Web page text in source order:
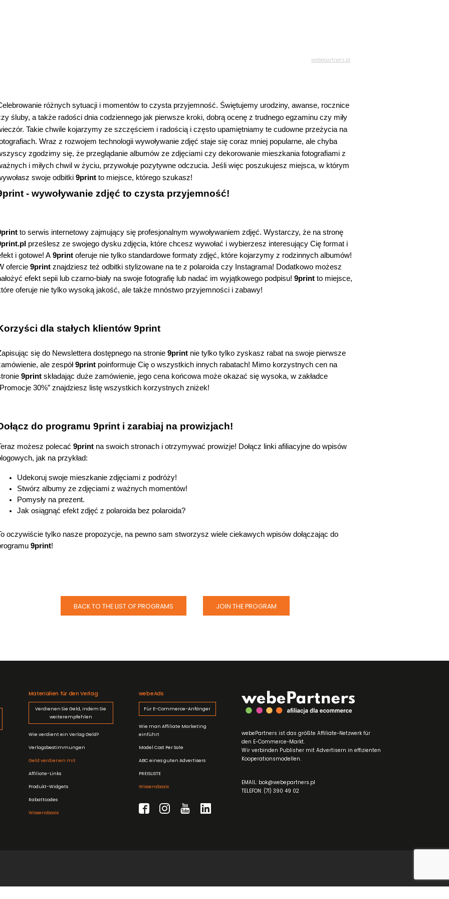
różnych sytuacji i momentów to czysta przyjemność. Świętujemy urodziny, awanse, rocznice
śluby, a także radości dnia codziennego jak pierwsze kroki, dobrą ocenę z trudnego egzaminu czy miły
Takie chwile kojarzymy ze szczęściem i radością i często upamiętniamy te cudowne przeżycia na
Wraz z rozwojem technologii wywoływanie zdjęć staje się coraz mniej popularne, ale chyba
zgodzimy się, że przeglądanie albumów ze zdjęciami czy dekorowanie mieszkania fotografiami z
i miłych chwil w życiu, przywołuje pozytywne odczucia. Jeśli więc poszukujesz miejsca, w którym
swoje odbitki 9print to miejsce, którego szukasz!
- wywoływanie zdjęć to czysta przyjemność!
prześlesz ze swojego dysku zdjęcia, które chcesz wywołać i wybierzesz interesujący Cię format i
i gotowe! A 9print oferuje nie tylko standardowe formaty zdjęć, które kojarzymy z rodzinnych albumów!
ofercie 9print znajdziesz też odbitki stylizowane na te z polaroida czy Instagrama! Dodatkowo możesz
efekt sepii lub czarno-biały na swoje fotografię lub nadać im wyjątkowego podpisu! 9print to miejsce,
oferuje nie tylko wysoką jakość, ale także mnóstwo przyjemności i zabawy!
dla stałych klientów 9print
się do Newslettera dostępnego na stronie 9print nie tylko tylko zyskasz rabat na swoje pierwsze
ale zespół 9print poinformuje Cię o wszystkich innych rabatach! Mimo korzystnych cen na
9print składając duże zamówienie, jego cena końcowa może okazać się wysoka, w zakładce
30%” znajdziesz listę wszystkich korzystnych zniżek!
do programu 9print i zarabiaj na prowizjach!
możesz polecać 9print na swoich stronach i otrzymywać prowizje! Dołącz linki afiliacyjne do wpisów
jak na przykład:
Udekoruj swoje mieszkanie zdjęciami z podróży!
Stwórz albumy ze zdjęciami z ważnych momentów!
Pomysły na prezent.
Jak osiągnąć efekt zdjęć z polaroida bez polaroida?
oczywiście tylko nasze propozycje, na pewno sam stworzysz wiele ciekawych wpisów dołączając do
9print!
BACK TO THE LIST OF PROGRAMS JOIN THE PROGRAM
Materialien für den Verlag
Verdienen Sie Geld, indem Sie
weiterempfehlen
Wie verdient ein Verlag Geld?
Verlagsbestimmungen
Geld verdienen mit
Affiliate-Links
Produkt-Widgets
Rabattcodes
Wissensbasis
webeAds
Für E-Commerce-Anfänger
Wie man Affiliate Marketing
einführt
Model Cost Per Sale
ABC eines guten Advertisers
PREISLISTE
Wissensbasis
webePartners ist das größte Affiliate-Netzwerk für
den E-Commerce-Markt.
Wir verbinden Publisher mit Advertisern in effizienten
Kooperationsmodellen.
EMAIL: bok@webepartners.pl
TELEFON: (71) 390 49 02